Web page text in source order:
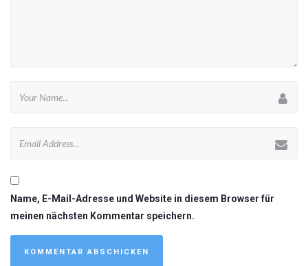
Name, E-Mail-Adresse und Website in diesem Browser für
meinen nächsten Kommentar speichern.